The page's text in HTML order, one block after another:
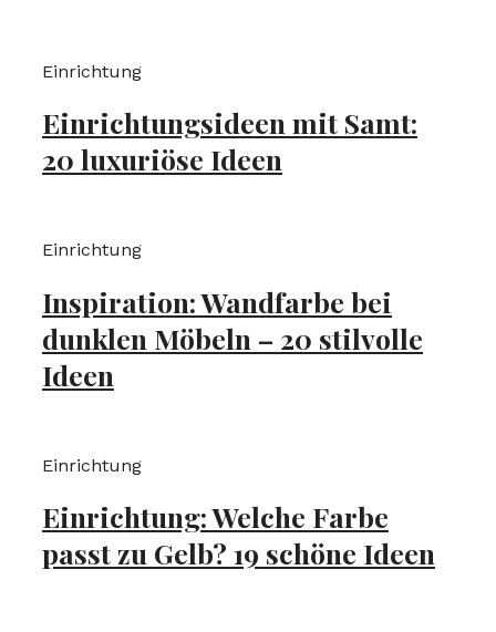
Einrichtung
Einrichtungsideen mit Samt:
20 luxuriöse Ideen
Einrichtung
Inspiration: Wandfarbe bei
dunklen Möbeln – 20 stilvolle
Ideen
Einrichtung
Einrichtung: Welche Farbe
passt zu Gelb? 19 schöne Ideen